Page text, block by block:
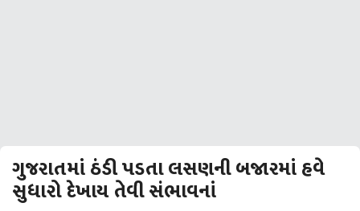
ગુજરાતમાં ઠંડી પડતા લસણની બજારમાં હવે
સુધારો દેખાય તેવી સંભાવનાં